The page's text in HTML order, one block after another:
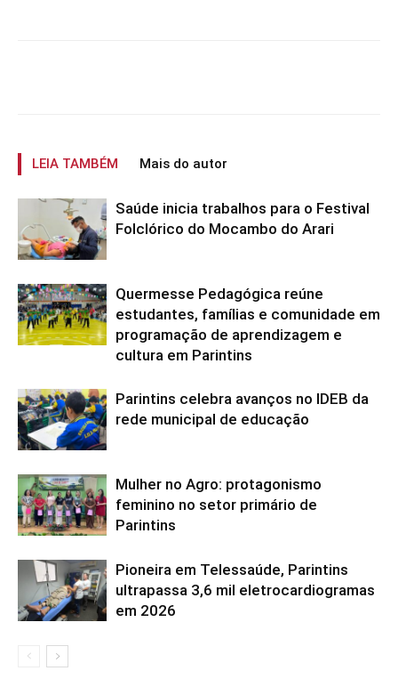
LEIA TAMBÉM Mais do autor
Saúde inicia trabalhos para o Festival
Folclórico do Mocambo do Arari
Quermesse Pedagógica reúne
estudantes, famílias e comunidade em
programação de aprendizagem e
cultura em Parintins
Parintins celebra avanços no IDEB da
rede municipal de educação
Mulher no Agro: protagonismo
feminino no setor primário de
Parintins
Pioneira em Telessaúde, Parintins
ultrapassa 3,6 mil eletrocardiogramas
em 2026